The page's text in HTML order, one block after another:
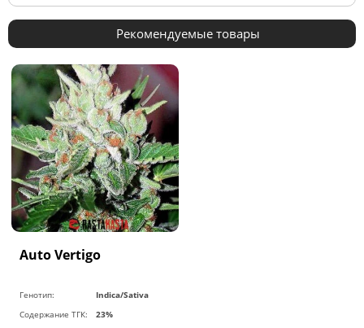
Рекомендуемые товары
Auto Vertigo
Генотип:
Indica/Sativa
Содержание ТГК:
23%